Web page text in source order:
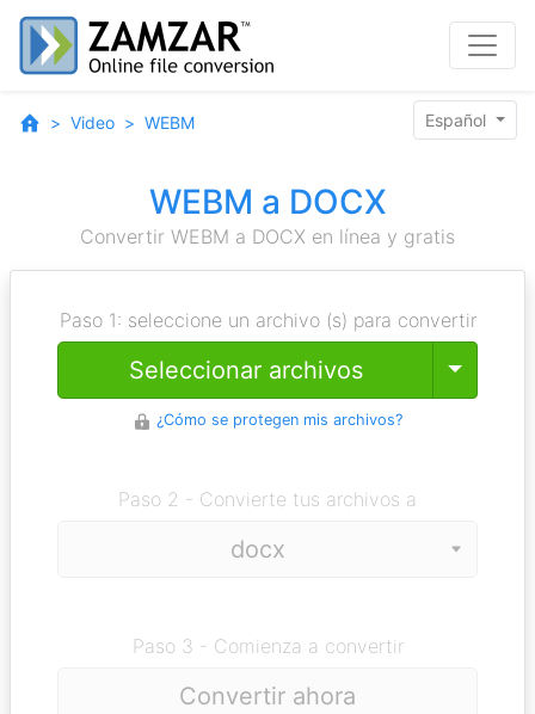
Video WEBM Español
WEBM a DOCX
Convertir WEBM a DOCX en línea y gratis
Paso 1: seleccione un archivo (s) para convertir
Seleccionar archivos Toggle
¿Cómo se protegen mis archivos?
Paso 2 - Convierte tus archivos a
Paso 3 - Comienza a convertir
Convertir ahora